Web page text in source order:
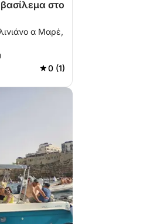
στο
α Μαρέ,
0 (1)